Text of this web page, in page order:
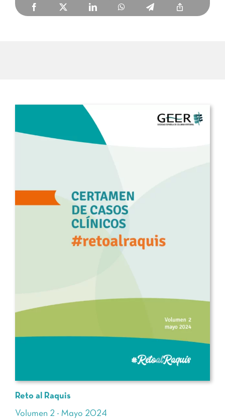
Reto al Raquis
Volumen 2 - Mayo 2024